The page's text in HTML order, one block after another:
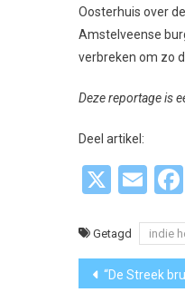
Oosterhuis over
Amstelveense
verbreken om zo
Deze reportage is
Deel artikel:
X
Getagd indie
Bericht
“De Streek bruist: